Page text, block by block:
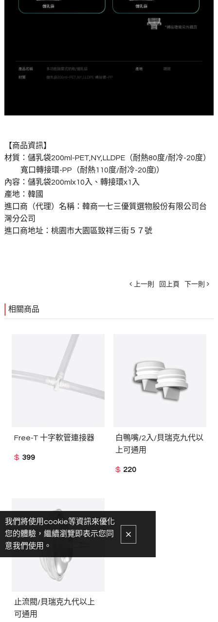
【商品資訊】
材質：儲乳袋200ml-PET,NY,LLDPE（耐熱80度/耐冷-20度）
寬口轉接環-PP（耐熱110度/耐冷-20度)）
內容：儲乳袋200mlx10入、轉接環x1入
產地：韓國
進口商（代理）名稱：韓商一七三優質選物股份有限公司台
灣分公司
進口商地址：桃園市大園區致祥三街５７號
上一則 回上頁 下一則
相關商品
Free-T 十字軟管連接器
$ 399
白鴨嘴/2入/貝瑞克九代以
上可通用
$ 220
止流閥/貝瑞克九代以上
可通用
我們將使用cookie等資訊來優化
您的體驗，繼續瀏覽即表示您同
意我們使用。